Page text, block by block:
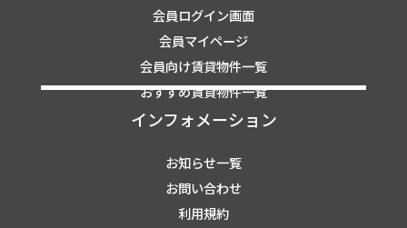
会員ログイン画面
会員マイページ
会員向け賃貸物件一覧
おすすめ賃貸物件一覧
インフォメーション
お知らせ一覧
お問い合わせ
利用規約